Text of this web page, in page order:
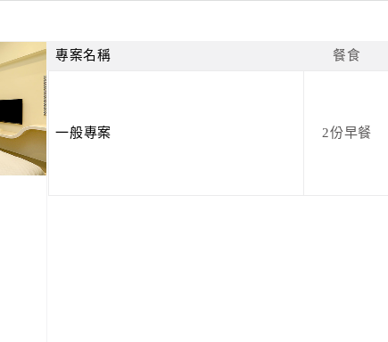
專案名稱 餐食
一般專案 2份早餐